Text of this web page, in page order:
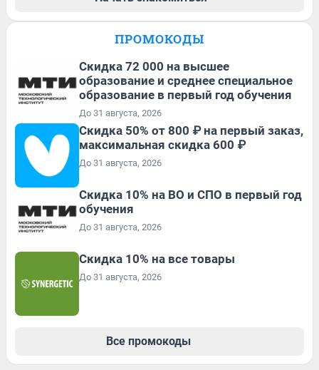
ПРОМОКОДЫ
Скидка 72 000 на высшее
образование и среднее специальное
образование в первый год обучения
До 31 августа, 2026
Скидка 50% от 800 ₽ на первый заказ,
максимальная скидка 600 ₽
До 31 августа, 2026
Скидка 10% на ВО и СПО в первый год
обучения
До 31 августа, 2026
Скидка 10% на все товары
До 31 августа, 2026
Все промокоды